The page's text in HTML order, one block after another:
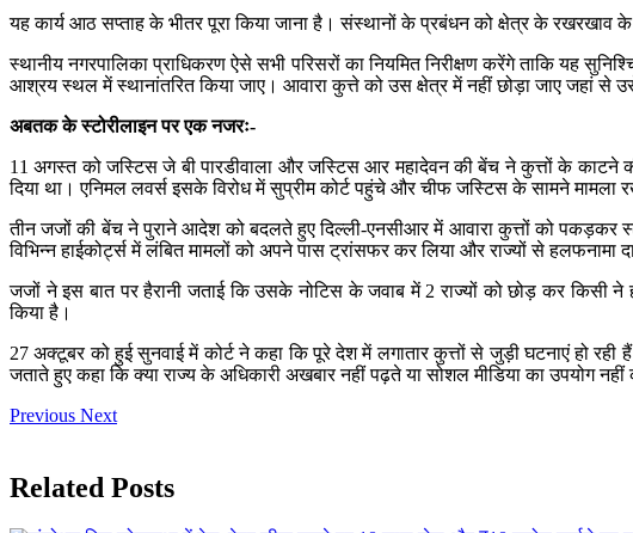
यह कार्य आठ सप्ताह के भीतर पूरा किया जाना है। संस्थानों के प्रबंधन को क्षेत्र के रखरखाव के
स्थानीय नगरपालिका प्राधिकरण ऐसे सभी परिसरों का नियमित निरीक्षण करेंगे ताकि यह
आश्रय स्थल में स्थानांतरित किया जाए। आवारा कुत्ते को उस क्षेत्र में नहीं छोड़ा जाए जहां से
अबतक के स्टोरीलाइन पर एक नजरः-
11 अगस्त को जस्टिस जे बी पारडीवाला और जस्टिस आर महादेवन की बेंच ने कुत्तों के काटने
दिया था। एनिमल लवर्स इसके विरोध में सुप्रीम कोर्ट पहुंचे और चीफ जस्टिस के सामने मामला
तीन जजों की बेंच ने पुराने आदेश को बदलते हुए दिल्ली-एनसीआर में आवारा कुत्तों को
विभिन्न हाईकोर्ट्स में लंबित मामलों को अपने पास ट्रांसफर कर लिया और राज्यों से हलफनामा
जजों ने इस बात पर हैरानी जताई कि उसके नोटिस के जवाब में 2 राज्यों को छोड़ कर किसी
किया है।
27 अक्टूबर को हुई सुनवाई में कोर्ट ने कहा कि पूरे देश में लगातार कुत्तों से जुड़ी घटनाएं हो रही
जताते हुए कहा कि क्या राज्य के अधिकारी अखबार नहीं पढ़ते या सोशल मीडिया का उपयोग
Previous Next
Related Posts